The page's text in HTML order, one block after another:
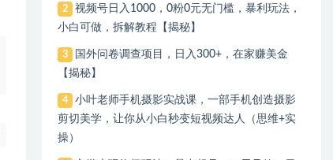
2
视频号日入1000，0粉0元无门槛，暴利玩法，
小白可做，拆解教程【揭秘】
3
国外问卷调查项目，日入300+，在家赚美金
【揭秘】
4
小叶老师手机摄影实战课，一部手机创造摄影
剪切美学，让你从小白秒变短视频达人（思维+实
操）